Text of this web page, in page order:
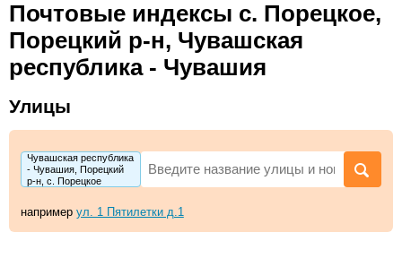
Почтовые индексы с. Порецкое,
Порецкий р-н, Чувашская
республика - Чувашия
Улицы
Чувашская республика
- Чувашия, Порецкий
р-н, с. Порецкое
например ул. 1 Пятилетки д.1